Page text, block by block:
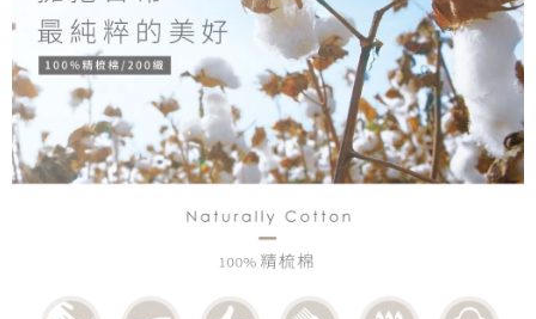
易，需依本服務之必要範圍內提供個人資料，並將交易相關給付款項請求債
權轉讓予恩沛科技股份有限公司。
２．關於個人資料處理事宜，請瀏覽以下網址：
https://aftee.tw/terms/#terms3
３．未成年的使用者請事先徵得法定代理人或監護人之同意方可使用
「AFTEE先享後付」，若未經同意申辦者引起之損失，本公司不負相關責
任。
４．使用「AFTEE先享後付」時，將依據個別帳號之用戶狀況，依本公司即
時審查核予不同之上限額度；若仍有額度不足之情形，本公司將視審查結果
５．嚴禁一人註冊多個帳號或使用他人資訊註冊。若發現惡意使用之情形，
新竹貨運
每筆NT$80，滿NT$999(含以上)免運費